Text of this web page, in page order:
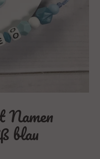
Namen
blau